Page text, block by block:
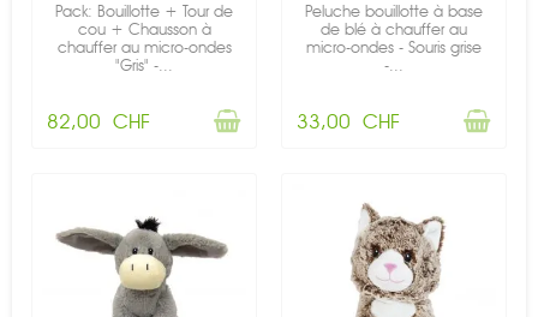
Pack: Bouillotte + Tour de
cou + Chausson à
chauffer au micro-ondes
"Gris" -...
82,00 CHF
Peluche bouillotte à base
de blé à chauffer au
micro-ondes - Souris grise
-...
33,00 CHF